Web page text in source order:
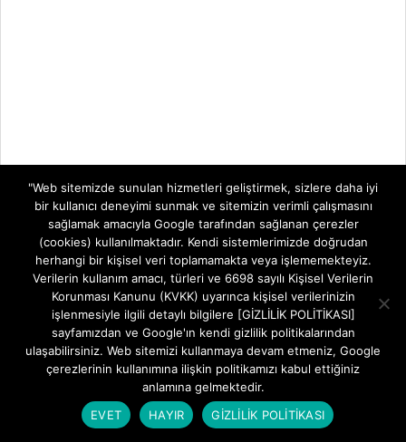
MODEM KURULUMLARI
Aidata WR854GVR AX3000 Wi-Fi Şifre
Değiştirme
BY: FREETEKNOLOJI ON: 5 AĞUSTOS 2026
Aidata WR854GVR AX3000 Modem Kurulumu
IN: MODEM KURULUMLARI
"Web sitemizde sunulan hizmetleri geliştirmek, sizlere daha iyi
bir kullanıcı deneyimi sunmak ve sitemizin verimli çalışmasını
sağlamak amacıyla Google tarafından sağlanan çerezler
(cookies) kullanılmaktadır. Kendi sistemlerimizde doğrudan
herhangi bir kişisel veri toplamamakta veya işlememekteyiz.
Verilerin kullanım amacı, türleri ve 6698 sayılı Kişisel Verilerin
Korunması Kanunu (KVKK) uyarınca kişisel verilerinizin
işlenmesiyle ilgili detaylı bilgilere [GİZLİLİK POLİTİKASI]
sayfamızdan ve Google'ın kendi gizlilik politikalarından
ulaşabilirsiniz. Web sitemizi kullanmaya devam etmeniz, Google
çerezlerinin kullanımına ilişkin politikamızı kabul ettiğiniz
anlamına gelmektedir.
EVET
HAYIR GİZLİLİK POLİTİKASI